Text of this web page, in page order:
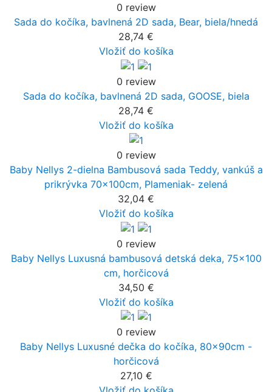
0 review
Sada do kočíka, bavlnená 2D sada, Bear, biela/hnedá
28,74 €
Vložiť do košíka
0 review
Sada do kočíka, bavlnená 2D sada, GOOSE, biela
28,74 €
Vložiť do košíka
0 review
Baby Nellys 2-dielna Bambusová sada Teddy, vankúš a
prikrývka 70x100cm, Plameniak- zelená
32,04 €
Vložiť do košíka
0 review
Baby Nellys Luxusná bambusová detská deka, 75x100
cm, horčicová
34,50 €
Vložiť do košíka
0 review
Baby Nellys Luxusné dečka do kočíka, 80x90cm -
horčicová
27,10 €